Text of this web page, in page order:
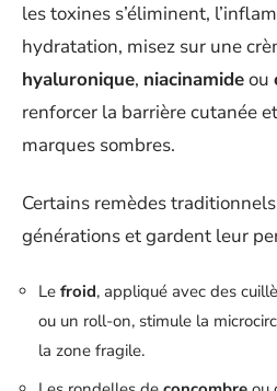
les toxines s’éliminent,
hydratation, misez sur une
hyaluronique, niacinamideou
renforcer la barrière cutanée
marques sombres.
Certains remèdes
générations et gardent leur
Le froid, appliqué avec des
ou un roll-on, stimule la
la zone fragile.